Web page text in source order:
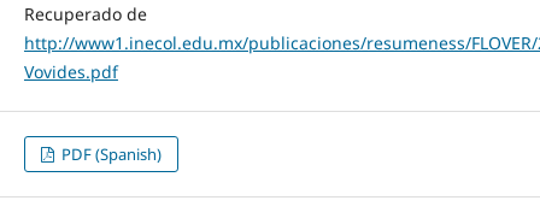
Recuperado de
http://www1.inecol.edu.mx/publicaciones/resumeness/
Vovides.pdf
PDF (Spanish)